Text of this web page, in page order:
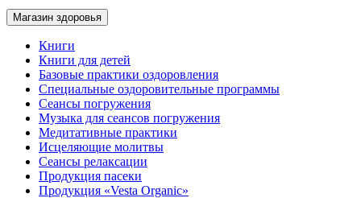
Магазин здоровья
Книги
Книги для детей
Базовые практики оздоровления
Специальные оздоровительные программы
Сеансы погружения
Музыка для сеансов погружения
Медитативные практики
Исцеляющие молитвы
Сеансы релаксации
Продукция пасеки
Продукция «Vesta Organic»